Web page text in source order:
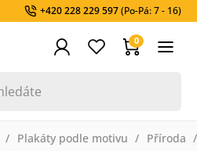
+420 228 229 597(Po-Pá: 7 - 16)
0
Plakáty podle motivu Příroda